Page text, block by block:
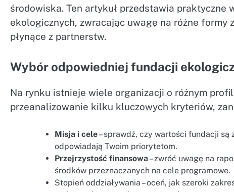
środowiska. Ten artykuł przedstawia
ekologicznych, zwracając uwagę na różne formy
płynące z partnerstw.
Wybór odpowiedniej fundacji
Na rynku istnieje wiele organizacji o różnym
przeanalizowanie kilku kluczowych kryteriów,
Misja i cele– sprawdź, czy wartości fundacji
odpowiadają Twoim priorytetom.
Przejrzystość finansowa– zwróć uwagę na
środków przeznaczanych na cele programowe.
Stopień oddziaływania – oceń, jak szeroki